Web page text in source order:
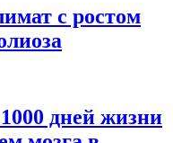
с ростом
дней жизни